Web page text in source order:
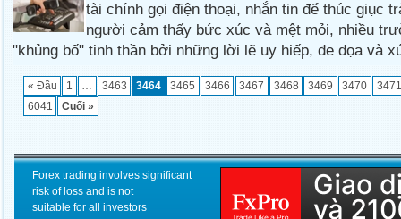
tài chính gọi điện thoại, nhắn tin để thúc giục
người cảm thấy bức xúc và mệt mỏi, nhiều
"khủng bố" tinh thần bởi những lời lẽ uy hiếp, đe dọa và
« Đầu 1 … 3463 3464 3465 3466 3467 3468 3469 3470
3471
6041
Cuối »
Forex trading involves significant
risk of loss and is not
suitable for all investors